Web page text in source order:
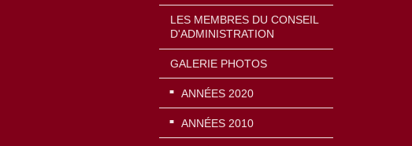
LES MEMBRES DU CONSEIL
D'ADMINISTRATION
GALERIE PHOTOS
ANNÉES 2020
ANNÉES 2010